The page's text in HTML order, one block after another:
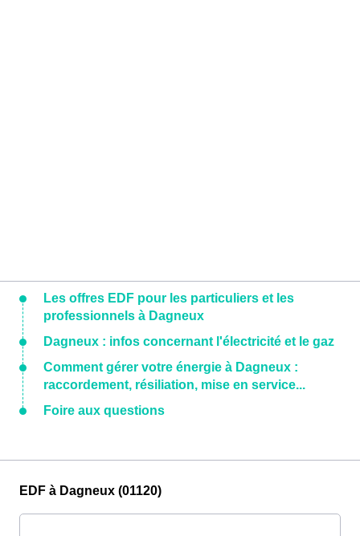
Les offres EDF pour les particuliers et les
professionnels à Dagneux
Dagneux : infos concernant l'électricité et le gaz
Comment gérer votre énergie à Dagneux :
raccordement, résiliation, mise en service...
Foire aux questions
EDF à Dagneux (01120)